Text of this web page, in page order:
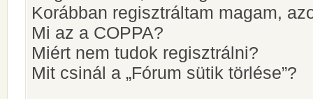
Korábban regisztráltam magam,
Mi az a COPPA?
Miért nem tudok regisztrálni?
Mit csinál a „Fórum sütik törlése”?